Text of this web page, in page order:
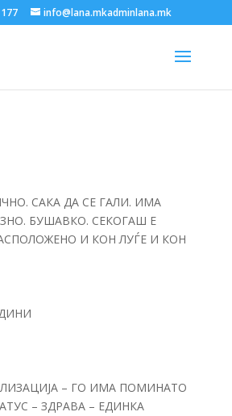
info@lana.mkadminlana.mk
САКА ДА СЕ ГАЛИ. ИМА
БУШАВКО. СЕКОГАШ Е
И КОН ЛУЃЕ И КОН
– ГО ИМА ПОМИНАТО
– ЗДРАВА – ЕДИНКА